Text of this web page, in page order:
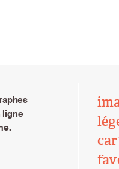
ligne